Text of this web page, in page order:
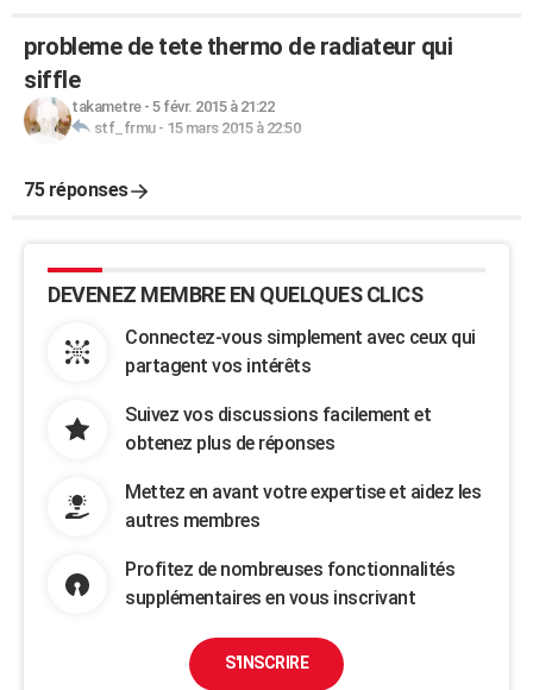
probleme de tete thermo de radiateur qui
siffle
takametre- 5 févr. 2015 à 21:22
stf_frmu- 15 mars 2015 à 22:50
75 réponses
DEVENEZ MEMBRE EN QUELQUES CLICS
Connectez-vous simplement avec ceux qui
partagent vos intérêts
Suivez vos discussions facilement et
obtenez plus de réponses
Mettez en avant votre expertise et aidez les
autres membres
Profitez de nombreuses fonctionnalités
supplémentaires en vous inscrivant
S'INSCRIRE